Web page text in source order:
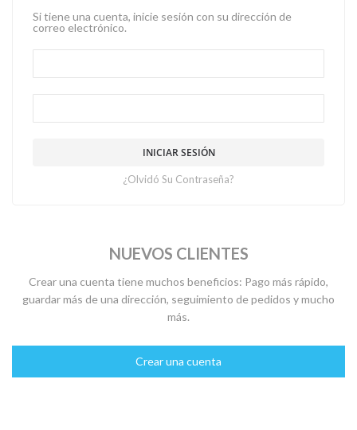
Si tiene una cuenta, inicie sesión con su dirección de
correo electrónico.
INICIAR SESIÓN
¿Olvidó Su Contraseña?
NUEVOS CLIENTES
Crear una cuenta tiene muchos beneficios: Pago más rápido,
guardar más de una dirección, seguimiento de pedidos y mucho
más.
Crear una cuenta